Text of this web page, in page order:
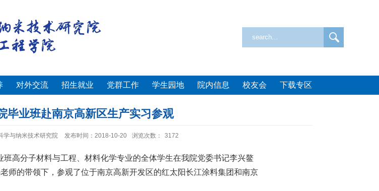
对外交流 招生就业 党群工作 学生园地 院内信息 校友会 下载专区
毕业班赴南京高新区生产实习参观
学与纳米技术研究院 发布时间：2018-10-20 浏览次数： 3172
班高分子材料与工程、材料化学专业的全体学生在我院党委书记李兴鳌
师的带领下，参观了位于南京高新开发区的红太阳长江涂料集团和南京